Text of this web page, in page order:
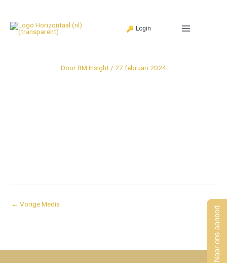
Login
DoorBM Insight / 27 februari 2024
← Vorige Media
Naar ons aanbod